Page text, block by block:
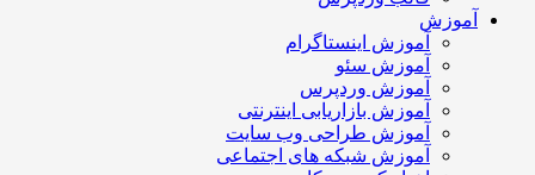
آموزش اینستاگرام
آموزش سئو
آموزش وردپرس
آموزش بازاریابی اینترنتی
آموزش طراحی وب سایت
آموزش شبکه های اجتماعی